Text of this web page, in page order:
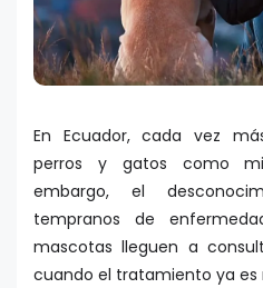
En Ecuador, cada vez
perros y gatos como
embargo, el
tempranos de
mascotas lleguen a
cuando el tratamiento ya